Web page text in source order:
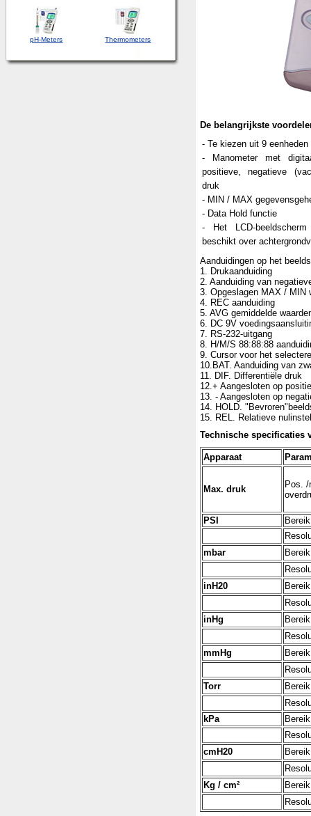
pH-Meters Thermometers
De belangrijkste
- Te kiezen uit 9 eenheden
- Manometer met
positieve, negatieve
druk
- MIN / MAX
- Data Hold functie
- Het LCD-
beschikt over
Aanduidingen op het
1. Drukaanduiding
2. Aanduiding van
3. Opgeslagen MAX / MIN
4. REC aanduiding
5. AVG gemiddelde
6. DC 9V
7. RS-232-uitgang
8. H/M/S 88:88:88
9. Cursor voor het
10.BAT. Aanduiding van
11. DIF. Differentiële druk
12.+ Aangesloten op
13. - Aangesloten op
14. HOLD.
15. REL. Relatieve
Technische specificaties
Apparaat
Max. druk
Pos.
PSI
Bereik
mbar
Bereik
inH20
Bereik
inHg
Bereik
mmHg
Bereik
Torr
Bereik
kPa
Bereik
cmH20
Bereik
Kg / cm²
Bereik